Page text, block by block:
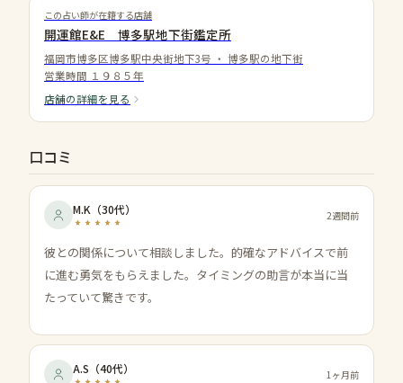
この占い師が在籍する店舗
開運館E&E 博多駅地下街鑑定所
福岡市博多区博多駅中央街地下3号 ・ 博多駅の地下街
営業時間 １９８５年
店舗の詳細を見る
口コミ
M.K （30代） 2週間前
彼との関係について相談しました。的確なアドバイスで前
に進む勇気をもらえました。タイミングの助言が本当に当
たっていて驚きです。
A.S （40代） 1ヶ月前